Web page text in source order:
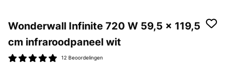
Wonderwall Infinite 720 W 59,5 x 119,5
cm infraroodpaneel​​ wit
12 Beoordelingen